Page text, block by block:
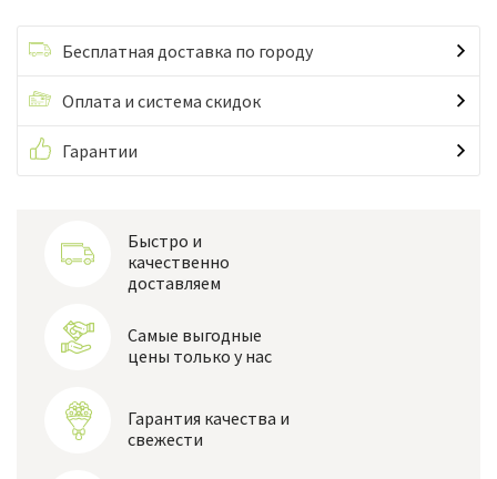
Бесплатная доставка по городу
Оплата и система скидок
Гарантии
Быстро и
качественно
доставляем
Самые выгодные
цены только у нас
Гарантия качества и
свежести